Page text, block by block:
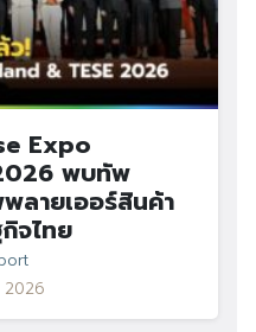
Expo
พบทัพ
ลายเออร์สินค้า
จไทย
2026